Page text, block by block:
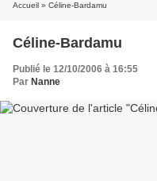
Accueil » Céline-Bardamu
Céline-Bardamu
Publié le 12/10/2006 à 16:55
Par Nanne